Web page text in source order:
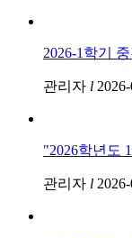
2026-1학기
관리자 l
"2026학년도
관리자 l